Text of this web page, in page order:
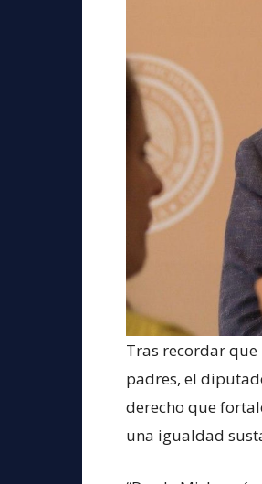
Tras recordar
padres, el
derecho que
una igualdad